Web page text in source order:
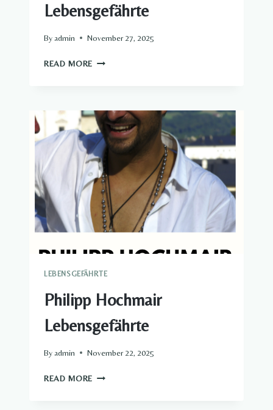
Lebensgefährte​
By admin November 27, 2025
READ MORE NICOLE
LEBENSGEFÄHRTE
Philipp Hochmair
Lebensgefährte
By admin November 22, 2025
READ MORE PHILIPP